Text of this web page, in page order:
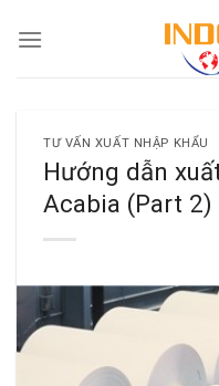
TƯ VẤN XUẤT NHẬP KHẨU
Hướng dẫn
Acabia (Part 2)